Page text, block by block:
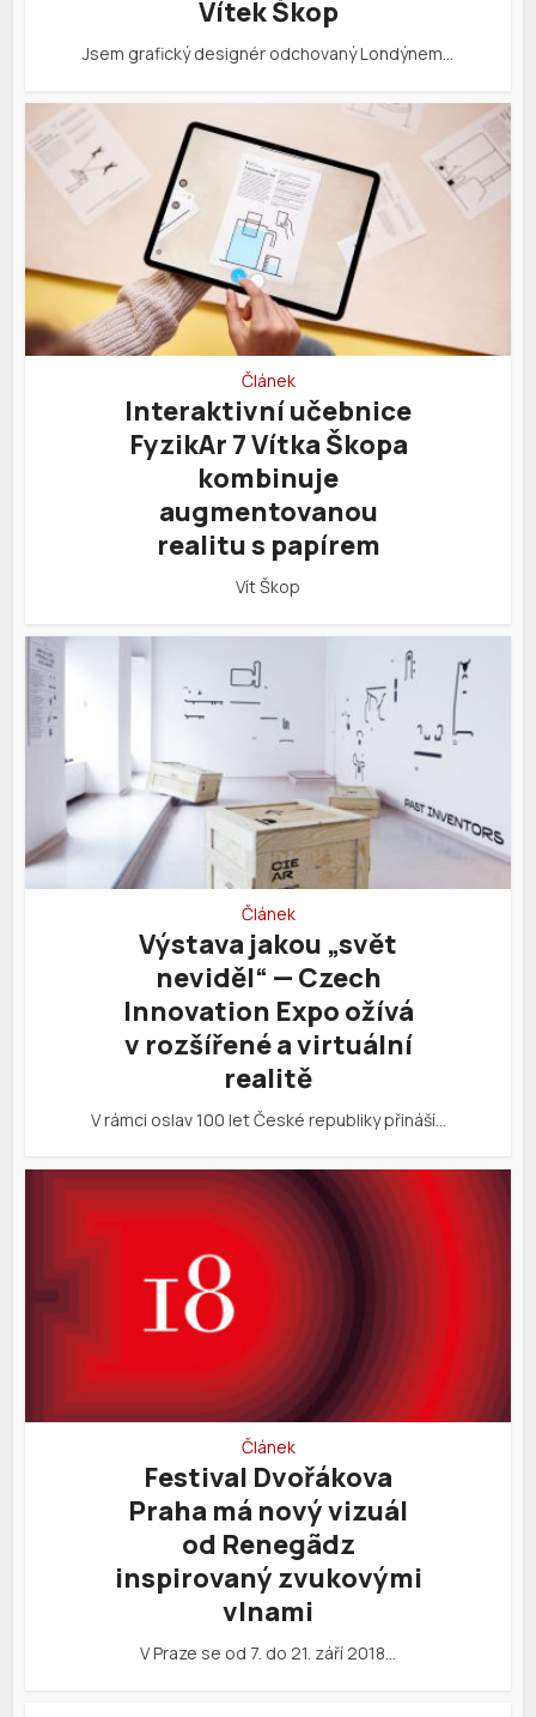
Vítek Škop
Jsem grafický designér odchovaný Londýnem…
Článek
Interaktivní učebnice
FyzikAr 7 Vítka Škopa
kombinuje
augmentovanou
realitu s papírem
Vít Škop
Článek
Výstava jakou „svět
neviděl“ — Czech
Innovation Expo ožívá
v rozšířené a virtuální
realitě
V rámci oslav 100 let České republiky přináší…
Článek
Festival Dvořákova
Praha má nový vizuál
od Renegãdz
inspirovaný zvukovými
vlnami
V Praze se od 7. do 21. září 2018…